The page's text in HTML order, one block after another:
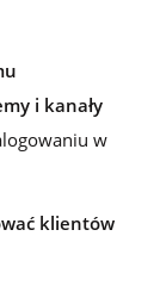
i kanały
w
klientów